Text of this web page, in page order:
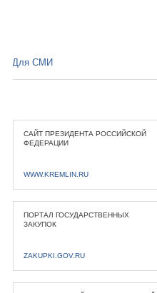
Для СМИ
САЙТ ПРЕЗИДЕНТА РОССИЙСКОЙ
ФЕДЕРАЦИИ
WWW.KREMLIN.RU
ПОРТАЛ ГОСУДАРСТВЕННЫХ
ЗАКУПОК
ZAKUPKI.GOV.RU